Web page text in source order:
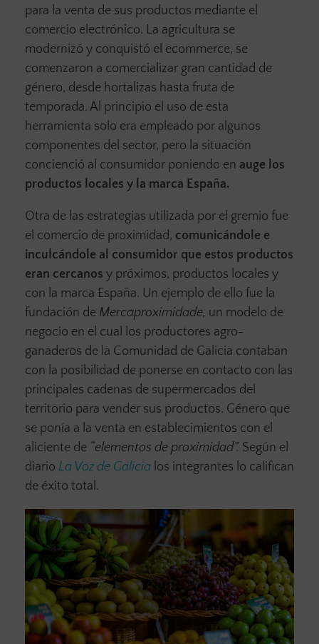
para la venta de sus productos mediante el
comercio electrónico. La agricultura se
modernizó y conquistó el ecommerce, se
comenzaron a comercializar gran cantidad de
género, desde hortalizas hasta fruta de
temporada. Al principio el uso de esta
herramienta solo era empleado por algunos
componentes del sector, pero la situación
concienció al consumidor poniendo en auge los
productos locales y la marca España.
Otra de las estrategias utilizada por el gremio fue
el comercio de proximidad, comunicándole e
inculcándole al consumidor que estos productos
eran cercanos y próximos, productos locales y
con la marca España. Un ejemplo de ello fue la
fundación de Mercaproximidade, un modelo de
negocio en el cual los productores agro-
ganaderos de la Comunidad de Galicia contaban
con la posibilidad de ponerse en contacto con las
principales cadenas de supermercados del
territorio para vender sus productos. Género que
se ponía a la venta en establecimientos con el
aliciente de “elementos de proximidad”. Según el
diario La Voz de Galicia los integrantes lo califican
de éxito total.